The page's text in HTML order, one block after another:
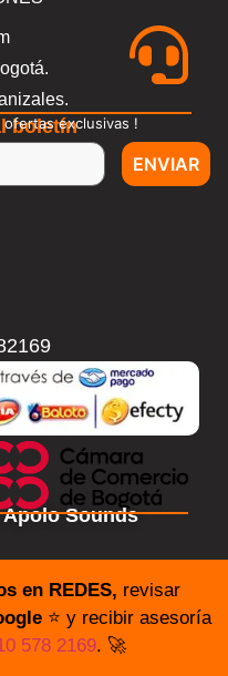
boletínexclusivas !
ENVIAR
Sounds
en REDES, revisar
⭐️ y recibir asesoría
578 2169. 🚀